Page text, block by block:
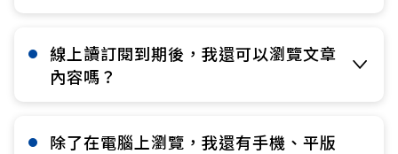
線上讀訂閱到期後，我還可以瀏覽文章
內容嗎？​
除了在電腦上瀏覽，我還有手機、平版